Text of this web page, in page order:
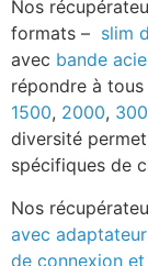
Nos
formats – slim
avec bande
répondre à tous
1500, 2000,
diversité
spécifiques de
Nos
avec
de connexion